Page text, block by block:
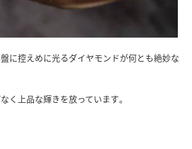
に控えめに光るダイヤモンドが何とも絶妙な
く上品な輝きを放っています。